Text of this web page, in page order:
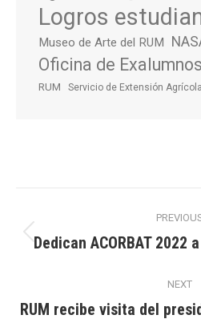
Logros
Museo de Arte del RUM
Oficina de
RUM Servicio de Extensión Agrícola
navigation
Dedican ACORBAT 2022
NEXT
RUM recibe visita del